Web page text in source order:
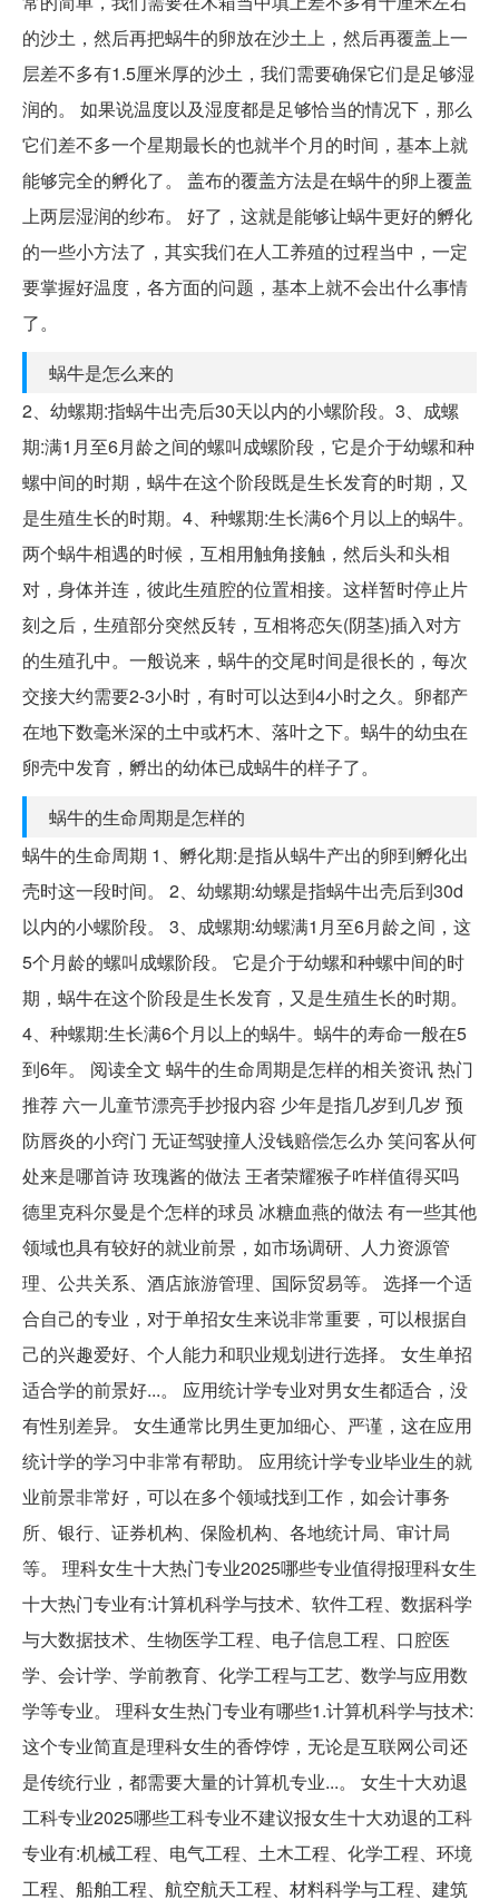
的沙土，然后再把蜗牛的卵放在沙土上，然后再覆盖上一
层差不多有1.5厘米厚的沙土，我们需要确保它们是足够湿
润的。 如果说温度以及湿度都是足够恰当的情况下，那么
它们差不多一个星期最长的也就半个月的时间，基本上就
能够完全的孵化了。 盖布的覆盖方法是在蜗牛的卵上覆盖
上两层湿润的纱布。 好了，这就是能够让蜗牛更好的孵化
的一些小方法了，其实我们在人工养殖的过程当中，一定
要掌握好温度，各方面的问题，基本上就不会出什么事情
了。
蜗牛是怎么来的
2、幼螺期:指蜗牛出壳后30天以内的小螺阶段。3、成螺
期:满1月至6月龄之间的螺叫成螺阶段，它是介于幼螺和种
螺中间的时期，蜗牛在这个阶段既是生长发育的时期，又
是生殖生长的时期。4、种螺期:生长满6个月以上的蜗牛。
两个蜗牛相遇的时候，互相用触角接触，然后头和头相
对，身体并连，彼此生殖腔的位置相接。这样暂时停止片
刻之后，生殖部分突然反转，互相将恋矢(阴茎)插入对方
的生殖孔中。一般说来，蜗牛的交尾时间是很长的，每次
交接大约需要2-3小时，有时可以达到4小时之久。卵都产
在地下数毫米深的土中或朽木、落叶之下。蜗牛的幼虫在
卵壳中发育，孵出的幼体已成蜗牛的样子了。
蜗牛的生命周期是怎样的
蜗牛的生命周期 1、孵化期:是指从蜗牛产出的卵到孵化出
壳时这一段时间。 2、幼螺期:幼螺是指蜗牛出壳后到30d
以内的小螺阶段。 3、成螺期:幼螺满1月至6月龄之间，这
5个月龄的螺叫成螺阶段。 它是介于幼螺和种螺中间的时
期，蜗牛在这个阶段是生长发育，又是生殖生长的时期。
4、种螺期:生长满6个月以上的蜗牛。蜗牛的寿命一般在5
到6年。 阅读全文 蜗牛的生命周期是怎样的相关资讯 热门
推荐 六一儿童节漂亮手抄报内容 少年是指几岁到几岁 预
防唇炎的小窍门 无证驾驶撞人没钱赔偿怎么办 笑问客从何
处来是哪首诗 玫瑰酱的做法 王者荣耀猴子咋样值得买吗
德里克科尔曼是个怎样的球员 冰糖血燕的做法 有一些其他
领域也具有较好的就业前景，如市场调研、人力资源管
理、公共关系、酒店旅游管理、国际贸易等。 选择一个适
合自己的专业，对于单招女生来说非常重要，可以根据自
己的兴趣爱好、个人能力和职业规划进行选择。 女生单招
适合学的前景好...。 应用统计学专业对男女生都适合，没
有性别差异。 女生通常比男生更加细心、严谨，这在应用
统计学的学习中非常有帮助。 应用统计学专业毕业生的就
业前景非常好，可以在多个领域找到工作，如会计事务
所、银行、证券机构、保险机构、各地统计局、审计局
等。 理科女生十大热门专业2025哪些专业值得报理科女生
十大热门专业有:计算机科学与技术、软件工程、数据科学
与大数据技术、生物医学工程、电子信息工程、口腔医
学、会计学、学前教育、化学工程与工艺、数学与应用数
学等专业。 理科女生热门专业有哪些1.计算机科学与技术:
这个专业简直是理科女生的香饽饽，无论是互联网公司还
是传统行业，都需要大量的计算机专业...。 女生十大劝退
工科专业2025哪些工科专业不建议报女生十大劝退的工科
专业有:机械工程、电气工程、土木工程、化学工程、环境
工程、船舶工程、航空航天工程、材料科学与工程、建筑